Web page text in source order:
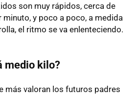
son muy rápidos, cerca de
y poco a poco, a medida
el ritmo se va enlenteciendo.
medio kilo?
más valoran los futuros padres